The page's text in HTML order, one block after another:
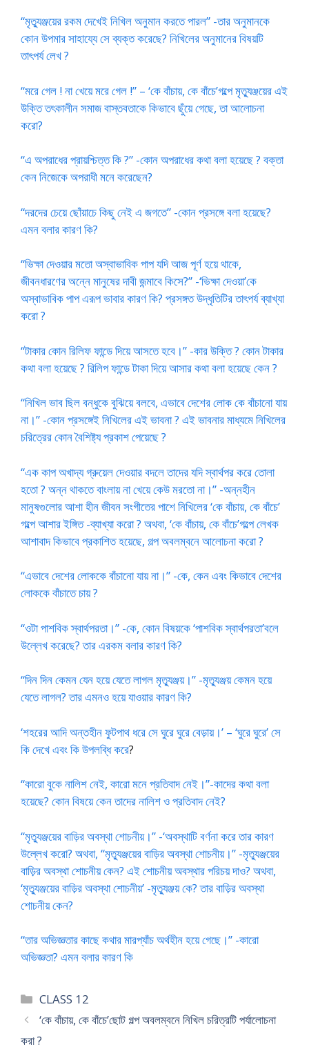
“মৃত্যুঞ্জয়ের রকম দেখেই নিখিল অনুমান করতে পারল” -তার অনুমানকে
কোন উপমার সাহায্যে সে ব্যক্ত করেছে? নিখিলের অনুমানের বিষয়টি
তাৎপর্য লেখ ?
“মরে গেল ! না খেয়ে মরে গেল !” – ‘কে বাঁচায়, কে বাঁচে’গল্পে মৃত্যুঞ্জয়ের এই
উক্তি তৎকালীন সমাজ বাস্তবতাকে কিভাবে ছুঁয়ে গেছে, তা আলোচনা
করো?
“এ অপরাধের প্রায়শ্চিত্ত কি ?” -কোন অপরাধের কথা বলা হয়েছে ? বক্তা
কেন নিজেকে অপরাধী মনে করেছেন?
“দরদের চেয়ে ছোঁয়াচে কিছু নেই এ জগতে” -কোন প্রসঙ্গে বলা হয়েছে?
এমন বলার কারণ কি?
“ভিক্ষা দেওয়ার মতো অস্বাভাবিক পাপ যদি আজ পূর্ণ হয়ে থাকে,
জীবনধারণের অন্নে মানুষের দাবী জন্মাবে কিসে?” -‘ভিক্ষা দেওয়া’কে
অস্বাভাবিক পাপ এরূপ ভাবার কারণ কি? প্রসঙ্গত উদ্ধৃতিটির তাৎপর্য ব্যাখ্যা
করো ?
“টাকার কোন রিলিফ ফান্ডে দিয়ে আসতে হবে।” -কার উক্তি ? কোন টাকার
কথা বলা হয়েছে ? রিলিপ ফান্ডে টাকা দিয়ে আসার কথা বলা হয়েছে কেন ?
“নিখিল ভাব ছিল বন্ধুকে বুঝিয়ে বলবে, এভাবে দেশের লোক কে বাঁচানো যায়
না।” -কোন প্রসঙ্গেই নিখিলের এই ভাবনা ? এই ভাবনার মাধ্যমে নিখিলের
চরিত্রের কোন বৈশিষ্ট্য প্রকাশ পেয়েছে ?
“এক কাপ অখাদ্য গ্রুয়েল দেওয়ার বদলে তাদের যদি স্বার্থপর করে তোলা
হতো ? অন্ন থাকতে বাংলায় না খেয়ে কেউ মরতো না।” -অন্নহীন
মানুষগুলোর আশা হীন জীবন সংগীতের পাশে নিখিলের ‘কে বাঁচায়, কে বাঁচে’
গল্পে আশার ইঙ্গিত -ব্যাখ্যা করো ? অথবা, ‘কে বাঁচায়, কে বাঁচে’গল্পে লেখক
আশাবাদ কিভাবে প্রকাশিত হয়েছে, গল্প অবলম্বনে আলোচনা করো ?
“এভাবে দেশের লোককে বাঁচানো যায় না।” -কে, কেন এবং কিভাবে দেশের
লোককে বাঁচাতে চায় ?
“ওটা পাশবিক স্বার্থপরতা।” -কে, কোন বিষয়কে ‘পাশবিক স্বার্থপরতা’বলে
উল্লেখ করেছে? তার এরকম বলার কারণ কি?
“দিন দিন কেমন যেন হয়ে যেতে লাগল মৃত্যুঞ্জয়।” -মৃত্যুঞ্জয় কেমন হয়ে
যেতে লাগল? তার এমনও হয়ে যাওয়ার কারণ কি?
‘শহরের আদি অন্তহীন ফুটপাথ ধরে সে ঘুরে ঘুরে বেড়ায়।’ – ‘ঘুরে ঘুরে’ সে
কি দেখে এবং কি উপলব্ধি করে?
“কারো বুকে নালিশ নেই, কারো মনে প্রতিবাদ নেই।”-কাদের কথা বলা
হয়েছে? কোন বিষয়ে কেন তাদের নালিশ ও প্রতিবাদ নেই?
“মৃত্যুঞ্জয়ের বাড়ির অবস্থা শোচনীয়।” -‘অবস্থাটি বর্ণনা করে তার কারণ
উল্লেখ করো? অথবা, “মৃত্যুঞ্জয়ের বাড়ির অবস্থা শোচনীয়।” -মৃত্যুঞ্জয়ের
বাড়ির অবস্থা শোচনীয় কেন? এই শোচনীয় অবস্থার পরিচয় দাও? অথবা,
‘মৃত্যুঞ্জয়ের বাড়ির অবস্থা শোচনীয়’ -মৃত্যুঞ্জয় কে? তার বাড়ির অবস্থা
শোচনীয় কেন?
“তার অভিজ্ঞতার কাছে কথার মারপ্যাঁচ অর্থহীন হয়ে গেছে।” -কারো
অভিজ্ঞতা? এমন বলার কারণ কি
Categories
CLASS 12
‘কে বাঁচায়, কে বাঁচে’ছোট গল্প অবলম্বনে নিখিল চরিত্রটি পর্যালোচনা
করা ?